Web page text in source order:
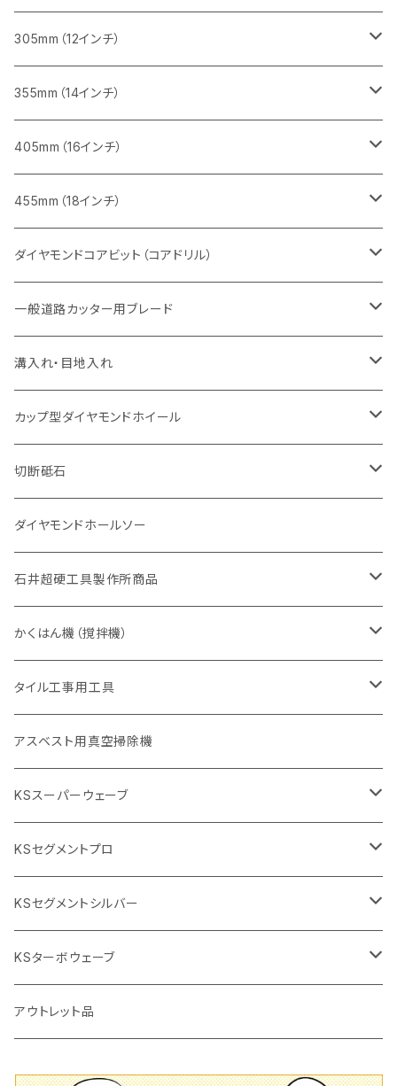
鋳鉄管切断用
ヒューム管・U字溝切断用
インターロッキング切断用
鋳鉄管切断用
ヒューム管・U字溝切断用
FRP切断用
塩ビ管・キッチンパネル切断用
大理石
インターロッキング切断用
鋳鉄管切断用
ヒューム管・U字溝切断用
レンガ切断用
インターロッキング切断用
鋳鉄管切断用
ヒューム管・U字溝切断用
ブロック切断用
レンガ切断用
インターロッキング切断用
鋳鉄管切断用
ヒューム管・U字溝切断用
コンクリート切断用
ブロック切断用
レンガ切断用
インターロッキング切断用
鋳鉄管切断用
ヒューム管・U字溝切断用
コンクリート切断用
一般道路カッター用
ブロック切断用
レンガ切断用
インターロッキング切断用
一般道路カッター用
ヒューム管・U字溝切断用
アスファルト切断用
一般道路カッター用
305mm（12インチ）
みかげ石（御影石）切断用
セグメント
セグメント（特殊凹凸加工チップ
鉄筋コンクリート切断用
セグメントタイプ
コンクリート切断用
セグメント
セグメント（特殊凸凹加工チップ
ブロック切断用
セグメント
セグメント（特殊凸凹加工チップ
レンガ切断用
セグメント
セグメント（特殊凸凹加工チップ
インターロッキング切断用
セグメントタイプ
一般道路カッター用
鋳鉄管切断用
セグメントタイプ
埋設鋳鉄管工事対応タイプ
ヒューム管・U字溝切断用
セグメント
セグメント（特殊凸凹加工チップ
アスファルト切断用
一般道路カッター用
355mm（14インチ）
みかげ石（御影石）切断用
セグメント
セグメント（特殊凸凹加工チップ
鉄筋コンクリート切断用
セグメントタイプ
コンクリート切断用
セグメント
セグメント（特殊凸凹加工チップ
ブロック切断用
セグメント
セグメント（特殊凸凹加工チップ
レンガ切断用
セグメント
セグメント（特殊凸凹加工チップ
インターロッキング切断用
セグメントタイプ
一般道路カッター用
鋳鉄管切断用
セグメントタイプ
埋設鋳鉄管工事対応タイプ
ヒューム管・U字溝切断用
セグメントタイプ
セグメント（特殊凸凹加工チップ
アスファルト切断用
一般道路カッター用
405mm（16インチ）
みかげ石（御影石）切断用
セグメントタイプ
コンクリート切断用
セグメントタイプ
一般道路カッター用
鉄筋コンクリート切断用
セグメントタイプ
インターロッキング切断用
セグメントタイプ
一般道路カッター用
鋳鉄管切断用
セグメントタイプ
埋設鋳鉄管工事対応タイプ
ヒューム管・U字溝切断用
セグメントタイプ
アスファルト切断用
一般道路カッター用
455mm（18インチ）
道路コンクリート切断用
道路アスファルト切断用
ダイヤモンドコアビット（コアドリル）
Aロット
有効長 250mm
有効長 370mm
Ｃロット
有効長 250mm
M27
有効長 250mm
一般道路カッター用ブレード
道路（アスファルト用）
255mm（10インチ）
305mm（12インチ）
道路（コンクリート舗装面）
255mm（10インチ）
305mm（12インチ）
道路（アス・コン兼用）
305mm（12インチ）
355mm（14インチ）
溝入れ・目地入れ
V型チップ
ストレート型チップ
U型チップ
カップ型ダイヤモンドホイール
100mm（4インチ）
125mm（5インチ）
切断砥石
金属用
305mm（12インチ）
355mm（14インチ）
非金属用
305mm（12インチ）
355mm（14インチ）
ダイヤモンドホールソー
石井超硬工具製作所商品
押し切り（タイル切断機）
本体
電動切断機
本体
ダイヤモンドホイール
ブリック＆ブロック用切断機
穴あけ用工具
タイルニッパー
プロ用鏝（こて）
吸着盤
その他
かくはん機（撹拌機）
本体
低速回転
高速回転
付属品
撹拌羽根
撹拌軸
タイル工事用工具
手動工具
押し切り（手動切断機
押し切り替え刃（手動切断機替え刃
電動工具
電動切断機
タイルパッチ（ビブラート
アスベスト用真空掃除機
KSスーパーウェーブ
105mm（4インチ）
125ｍｍ（5インチ）
KSセグメントプロ
105mm（4インチ）
通常品
ビス穴付き
125mm（5インチ）
通常品
150ｍｍ（6インチ）
KSセグメントシルバー
105mm（4インチ）
125mm（5インチ）
KSターボウェーブ
105mm（4インチ）
アウトレット品